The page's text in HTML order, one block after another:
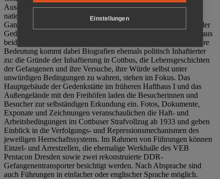
Auseinandersetzung mit politischem Unrecht während der
nationalsozialistischen Terrorherrschaft und der SED-Diktatur.
Ganzjährig zeigen mehrere Dauer- und Sonderausstellungen in der
Gedenkstätte Zuchthaus Cottbus Beispiele politischen Unrechts aus
beiden deutschen Diktaturen des 20. Jahrhunderts. Eine besondere
Bedeutung kommt dabei Biografien ehemals politisch Inhaftierter
zu: die Gründe der Inhaftierung in Cottbus, die Lebensgeschichten
der Gefangenen und ihre Versuche, ihre Würde selbst unter
unwürdigen Bedingungen zu wahren, stehen im Fokus. Das
Hauptgebäude der Gedenkstätte im früheren Hafthaus I und das
Außengelände mit den Freihöfen laden die Besucherinnen und
Besucher zur selbständigen Erkundung ein. Fotos, Dokumente,
Exponate und Zeichnungen veranschaulichen die Haft- und
Arbeitsbedingungen im Cottbuser Strafvollzug ab 1933 und geben
Einblick in die Verfolgungs- und Repressionsmechanismen des
jeweiligen Herrschaftssystems. Im Rahmen von Führungen können
Einzel- und Arrestzellen, die ehemalige Werkhalle des VEB
Pentacon Dresden sowie zwei rekonstruierte DDR-
Gefangenentransporter besichtigt werden. Nach Absprache sind
auch Führungen in einfacher oder englischer Sprache möglich.
Einstellungen